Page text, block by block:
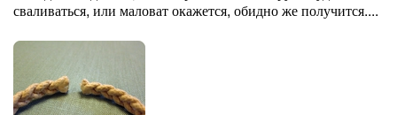
сваливаться, или маловат окажется, обидно же получится....